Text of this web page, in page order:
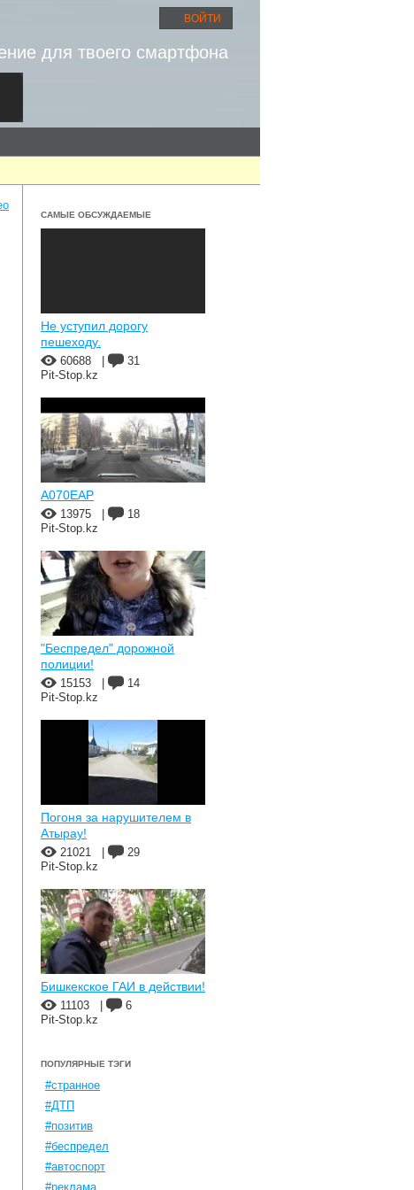
ВОЙТИ
для твоего смартфона
САМЫЕ ОБСУЖДАЕМЫЕ
Не уступил дорогу
пешеходу.
60688
31
Pit-Stop.kz
A070EAP
13975
18
Pit-Stop.kz
"Беспредел" дорожной
полиции!
15153
14
Pit-Stop.kz
Погоня за нарушителем в
Атырау!
21021
29
Pit-Stop.kz
Бишкекское ГАИ в действии!
11103
6
Pit-Stop.kz
ПОПУЛЯРНЫЕ ТЭГИ
#странное
#ДТП
#позитив
#беспредел
#автоспорт
#реклама